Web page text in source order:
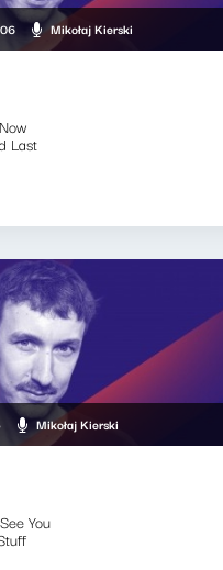
Mikołaj Kierski
Last
Mikołaj Kierski
You